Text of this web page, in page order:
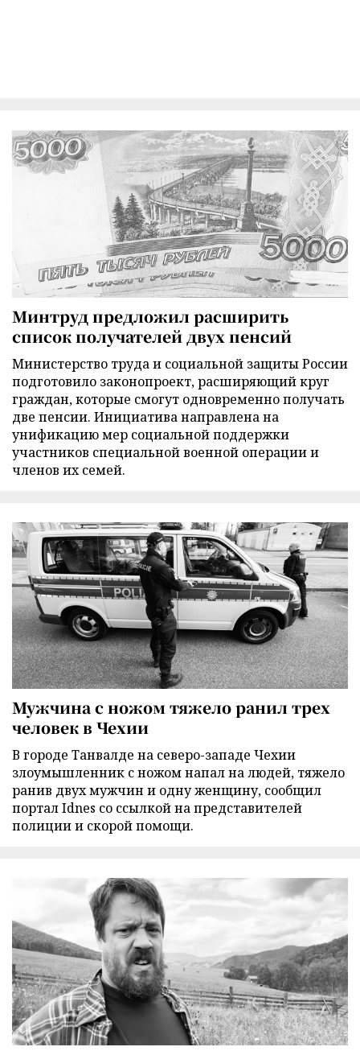
Минтруд предложил расширить
список получателей двух пенсий
Министерство труда и социальной защиты России
подготовило законопроект, расширяющий круг
граждан, которые смогут одновременно получать
две пенсии. Инициатива направлена на
унификацию мер социальной поддержки
участников специальной военной операции и
членов их семей.
Мужчина с ножом тяжело ранил трех
человек в Чехии
В городе Танвалде на северо-западе Чехии
злоумышленник с ножом напал на людей, тяжело
ранив двух мужчин и одну женщину, сообщил
портал Idnes со ссылкой на представителей
полиции и скорой помощи.